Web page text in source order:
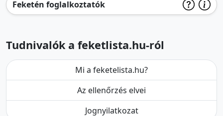
Feketén foglalkoztatók
Tudnivalók a feketlista.hu-ról
Mi a feketelista.hu?
Az ellenőrzés elvei
Jognyilatkozat